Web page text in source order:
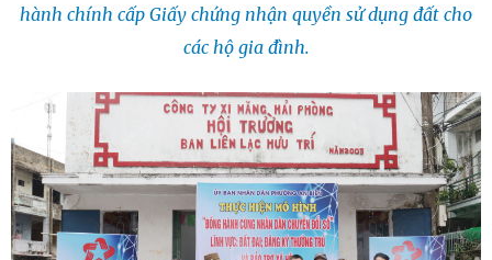
hành chính cấp Giấy chứng nhận quyền sử dụng đất cho
các hộ gia đình.